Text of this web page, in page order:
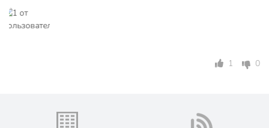
Leonord знает, как важно выглядеть безупречно каждый
день, и предлагает инструмент, который поможет в этом!
25 Вт, керамическое покрытие, индикатор работы, 3
режима, 200 °, беспроводной, 900285» и другие товары в
Техническая информация
1 0